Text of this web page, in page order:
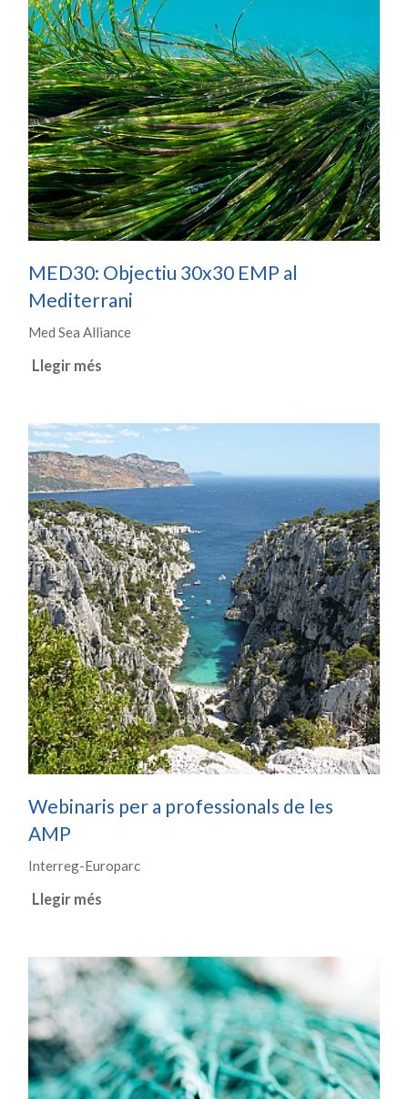
MED30: Objectiu 30x30 EMP al
Mediterrani
Med Sea Alliance
Llegir més
Webinaris per a professionals de les
AMP
Interreg-Europarc
Llegir més